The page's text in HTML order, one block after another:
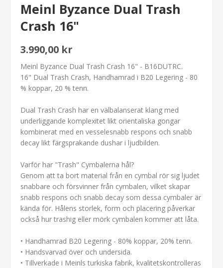
Meinl Byzance Dual Trash
Crash 16"
3.990,00 kr
Meinl Byzance Dual Trash Crash 16" - B16DUTRC.
16" Dual Trash Crash, Handhamrad i B20 Legering - 80
% koppar, 20 % tenn.
Dual Trash Crash har en välbalanserat klang med
underliggande komplexitet likt orientaliska gongar
kombinerat med en vesselesnabb respons och snabb
decay likt färgsprakande dushar i ljudbilden.
Varför har "Trash" Cymbalerna hål?
Genom att ta bort material från en cymbal rör sig ljudet
snabbare och försvinner från cymbalen, vilket skapar
snabb respons och snabb decay som dessa cymbaler är
kända för. Hålens storlek, form och placering påverkar
också hur trashig eller mörk cymbalen kommer att låta.
• Handhamrad B20 Legering - 80% koppar, 20% tenn.
• Handsvarvad över och undersida.
• Tillverkade i Meinls turkiska fabrik, kvalitetskontrolleras